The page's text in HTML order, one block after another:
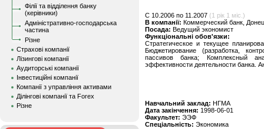
Філії та відділення банку
(керівники)
Адміністративно-господарська
частина
Різне
Страхові компанії
Лізингові компанії
Аудиторські компанії
Інвестиційні компанії
Компанії з управління активами
Ділінгові компанії та Forex
Різне
C 10.2006 по 11.2007 (1 рік 1 міс.)
В компанії: Коммерческий банк,
Посада: Ведущий экономист
Функціональні обов'язки:
Стратегическое и текущее
Бюджетирование (разработка,
пассивов банка; Комплексный
эффективности деятельности банка.
Навчальний заклад: НГМА
Дата закінчення: 1998-06-01
Факультет: ЭЭФ
Спеціальність: Экономика